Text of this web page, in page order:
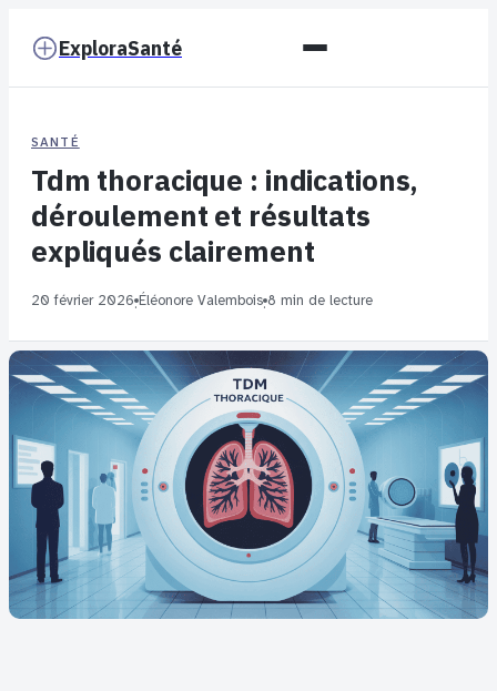
ExploraSanté
SANTÉ
Tdm thoracique : indications,
déroulement et résultats
expliqués clairement
20 février 2026·Éléonore Valembois·8 min de lecture